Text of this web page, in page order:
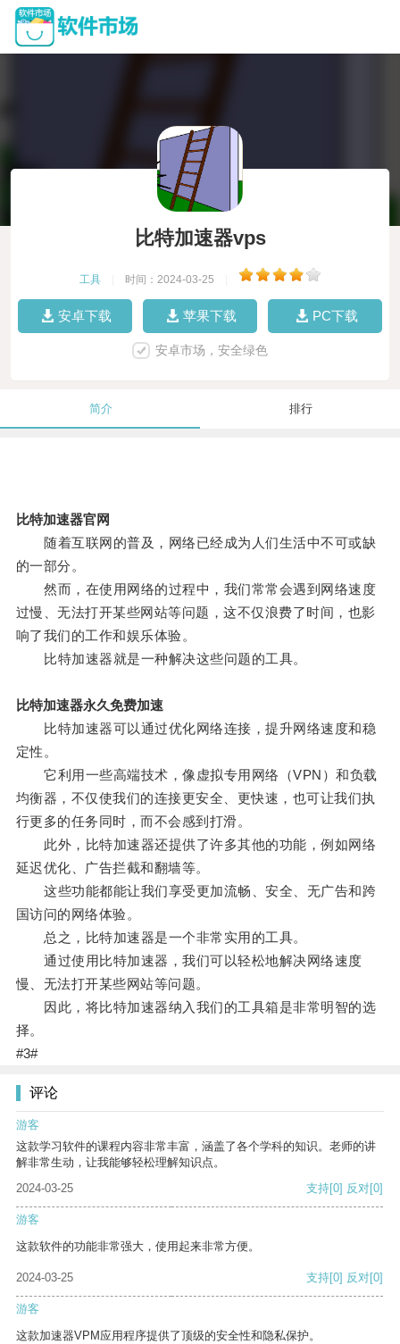
比特加速器vps
工具 时间：2024-03-25
安卓下载 苹果下载 PC下载
安卓市场，安全绿色
简介 排行
比特加速器官网
随着互联网的普及，网络已经成为人们生活中不可或缺
的一部分。
然而，在使用网络的过程中，我们常常会遇到网络速度
过慢、无法打开某些网站等问题，这不仅浪费了时间，也影
响了我们的工作和娱乐体验。
比特加速器就是一种解决这些问题的工具。
比特加速器永久免费加速
比特加速器可以通过优化网络连接，提升网络速度和稳
定性。
它利用一些高端技术，像虚拟专用网络（VPN）和负载
均衡器，不仅使我们的连接更安全、更快速，也可让我们执
行更多的任务同时，而不会感到打滑。
此外，比特加速器还提供了许多其他的功能，例如网络
延迟优化、广告拦截和翻墙等。
这些功能都能让我们享受更加流畅、安全、无广告和跨
国访问的网络体验。
总之，比特加速器是一个非常实用的工具。
通过使用比特加速器，我们可以轻松地解决网络速度
慢、无法打开某些网站等问题。
因此，将比特加速器纳入我们的工具箱是非常明智的选
择。
#3#
评论
游客
这款学习软件的课程内容非常丰富，涵盖了各个学科的知识。老师的讲
解非常生动，让我能够轻松理解知识点。
2024-03-25
支持[0] 反对[0]
游客
这款软件的功能非常强大，使用起来非常方便。
2024-03-25 支持[0] 反对[0]
游客
这款加速器VPM应用程序提供了顶级的安全性和隐私保护。